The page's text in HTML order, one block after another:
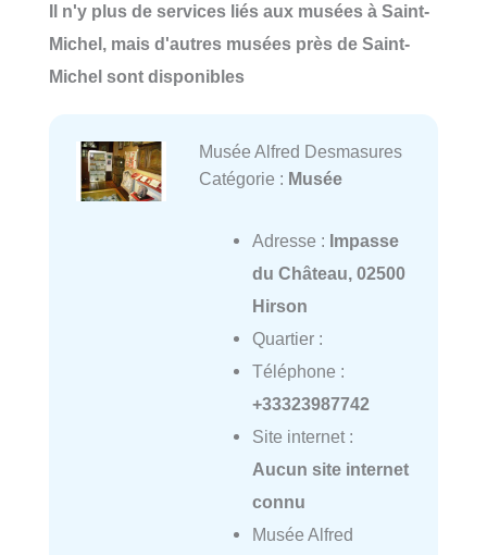
Il n'y plus de services liés aux musées à Saint-
Michel, mais d'autres musées près de Saint-
Michel sont disponibles
Musée Alfred Desmasures
Catégorie : Musée
Adresse : Impasse
du Château, 02500
Hirson
Quartier :
Téléphone :
+33323987742
Site internet :
Aucun site internet
connu
Musée Alfred